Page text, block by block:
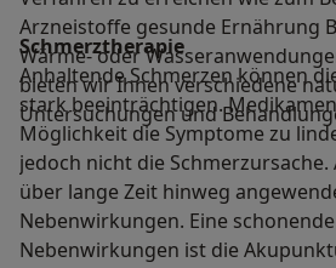
Arzneistoffe gesunde Ernährung
Wärme- oder
bieten wir Ihnen verschiedene
Untersuchungen und
Schmerztherapie
Anhaltende Schmerzen können
stark beeinträchtigen.
Möglichkeit die Symptome zu
jedoch nicht die
über lange Zeit hinweg
Nebenwirkungen. Eine
Nebenwirkungen ist die